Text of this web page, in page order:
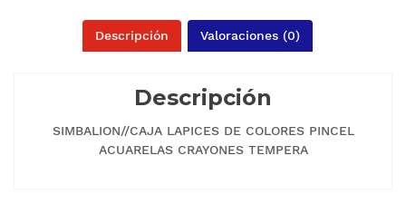
Descripción Valoraciones (0)
Descripción
SIMBALION//CAJA LAPICES DE COLORES PINCEL
ACUARELAS CRAYONES TEMPERA